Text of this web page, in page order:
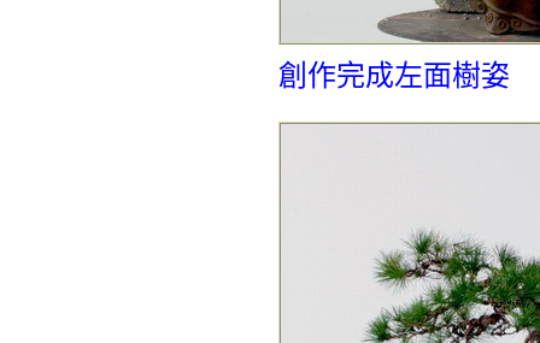
創作完成左面樹姿